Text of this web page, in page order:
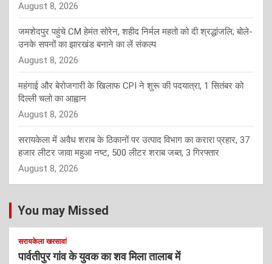
August 8, 2026
जमशेदपुर पहुंचे CM हेमंत सोरेन, शहीद निर्मल महतो को दी श्रद्धांजलि; बोले-
उनके सपनों का झारखंड बनाने का लें संकल्प
August 8, 2026
महंगाई और बेरोजगारी के खिलाफ CPI ने शुरू की पदयात्रा, 1 सितंबर को
दिल्ली चलो का आह्वान
August 8, 2026
सरायकेला में अवैध शराब के ठिकानों पर उत्पाद विभाग का करारा प्रहार, 37
हजार लीटर जावा महुआ नष्ट, 500 लीटर शराब जब्त, 3 गिरफ्तार
August 8, 2026
You may Missed
सरायकेला खरसावां
पार्वतीपुर गांव के युवक का शव मिला तालाब में